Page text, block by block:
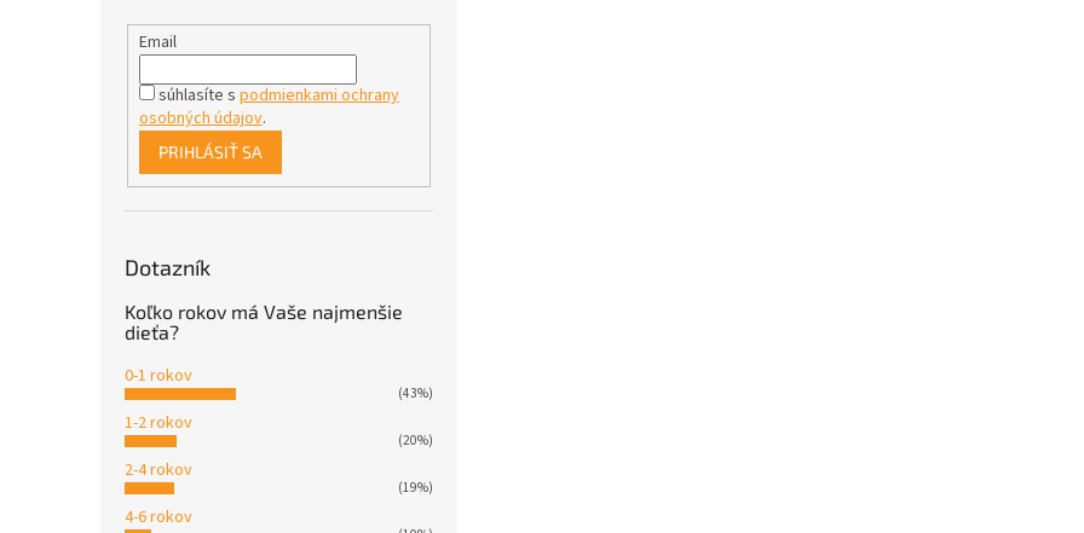
Email
súhlasíte s podmienkami ochrany
osobných údajov.
PRIHLÁSIŤ SA
Dotazník
Koľko rokov má Vaše najmenšie
dieťa?
0-1 rokov
(43%)
1-2 rokov
(20%)
2-4 rokov
(19%)
4-6 rokov